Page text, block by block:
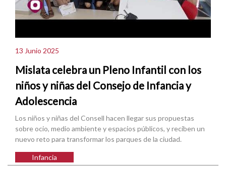
13 Junio 2025
Mislata celebra un Pleno Infantil con los
niños y niñas del Consejo de Infancia y
Adolescencia
Los niños y niñas del Consell hacen llegar sus propuestas
sobre ocio, medio ambiente y espacios públicos, y reciben un
nuevo reto para transformar los parques de la ciudad.
Infancia